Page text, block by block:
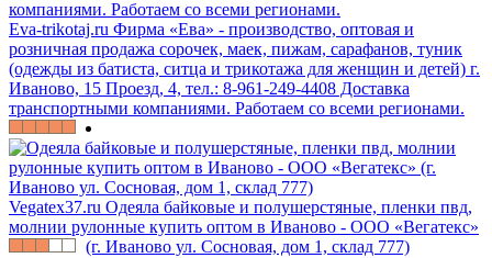
Eva-trikotaj.ru Фирма «Ева» - производство, оптовая и
розничная продажа сорочек, маек, пижам, сарафанов, туник
(одежды из батиста, ситца и трикотажа для женщин и детей) г.
Иваново, 15 Проезд, 4, тел.: 8-961-249-4408 Доставка
транспортными компаниями. Работаем со всеми регионами.
Vegatex37.ru Одеяла байковые и полушерстяные, пленки пвд,
молнии рулонные купить оптом в Иваново - ООО «Вегатекс»
(г. Иваново ул. Сосновая, дом 1, склад 777)